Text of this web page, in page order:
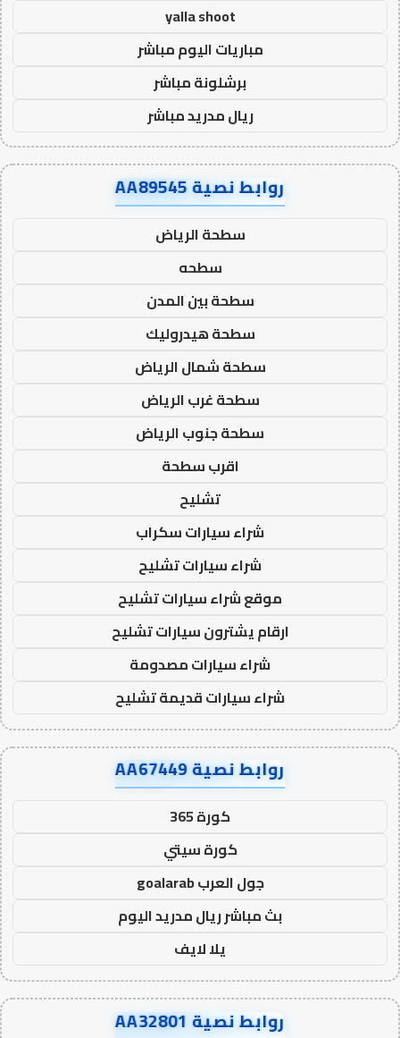
yalla shoot
مباريات اليوم مباشر
برشلونة مباشر
ريال مدريد مباشر
روابط نصية AA89545
سطحة الرياض
سطحه
سطحة بين المدن
سطحة هيدروليك
سطحة شمال الرياض
سطحة غرب الرياض
سطحة جنوب الرياض
اقرب سطحة
تشليح
شراء سيارات سكراب
شراء سيارات تشليح
موقع شراء سيارات تشليح
ارقام يشترون سيارات تشليح
شراء سيارات مصدومة
شراء سيارات قديمة تشليح
روابط نصية AA67449
كورة 365
كورة سيتي
جول العرب goalarab
بث مباشر ريال مدريد اليوم
يلا لايف
روابط نصية AA32801